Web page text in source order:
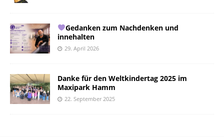
Gedanken zum Nachdenken und
innehalten
29. April 2026
Danke für den Weltkindertag 2025 im
Maxipark Hamm
22. September 2025